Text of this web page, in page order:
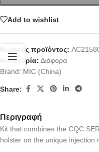
Add to wishlist
Κωδικός προϊόντος:
Κατηγορία: Διάφορα
Brand: MIC (China)
Share:
Περιγραφή
Kit that combines the CQC
holster on the unique injection